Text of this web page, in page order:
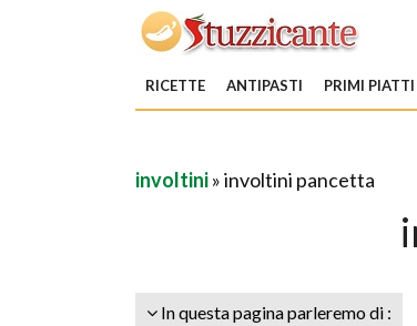
RICETTE ANTIPASTI PRIMI PIATTI
involtini» involtini pancetta
In questa pagina parleremo di :